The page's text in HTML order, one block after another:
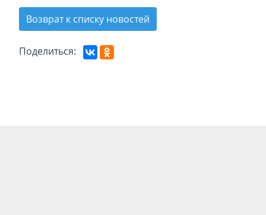
Возврат к списку новостей
Поделиться: